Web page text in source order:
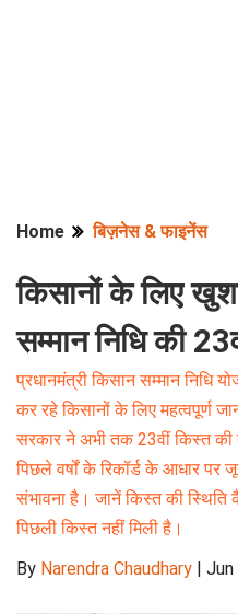
Home बिज़नेस & फाइनेंस
किसानों के लिए
सम्मान निधि की
प्रधानमंत्री किसान सम्मान निधि
कर रहे किसानों के लिए महत्वपूर्ण
सरकार ने अभी तक 23वीं किस्त की
पिछले वर्षों के रिकॉर्ड के आधार पर
संभावना है। जानें किस्त की
पिछली किस्त नहीं मिली है।
By Narendra Chaudhary | Jun